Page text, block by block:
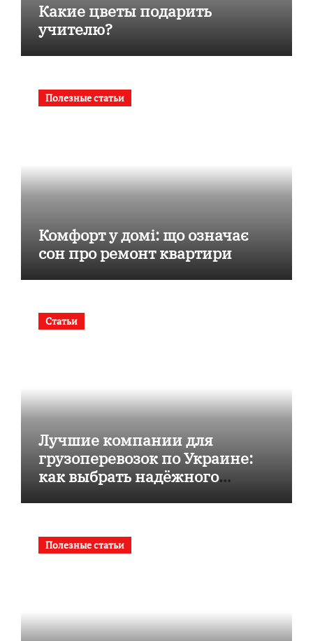
Какие цветы подарить
учителю?
Полезные статьи
Комфорт у домі: що означає
сон про ремонт квартири
Статьи
Лучшие компании для
грузоперевозок по Украине:
как выбрать надёжного
Полезные статьи